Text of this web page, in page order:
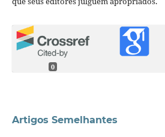
0
Artigos Semelhantes